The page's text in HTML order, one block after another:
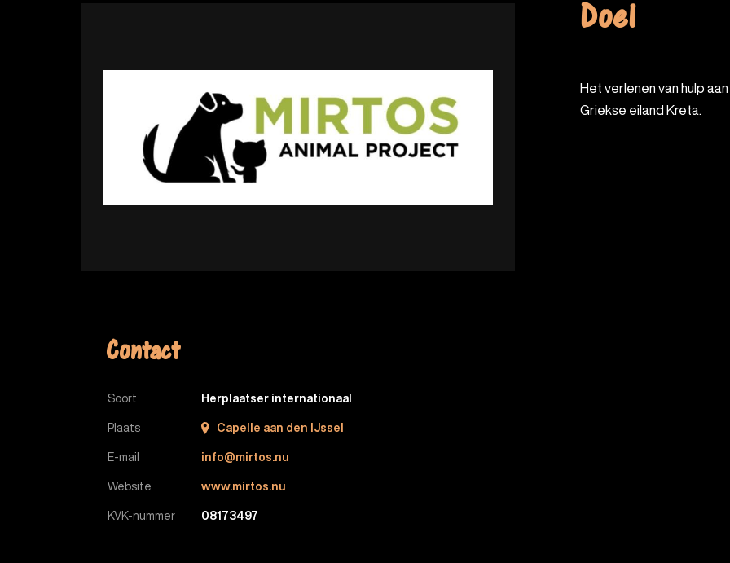
Contact
Soort Herplaatser internationaal
Plaats Capelle aan den IJssel
E-mail info@mirtos.nu
Website www.mirtos.nu
KVK-nummer 08173497
Doel
Het verlenen van hulp aan honden en katten in Griekenland en op het
Griekse eiland Kreta.